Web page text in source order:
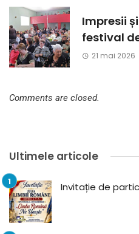
Impresii
festival
21 mai 2026
Comments are closed.
Ultimele articole
Invitație de